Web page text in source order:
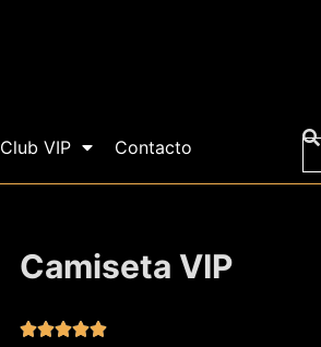
Club VIP Contacto
Camiseta VIP
